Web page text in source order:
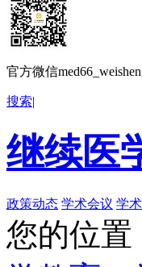
官方微信
搜索|
继续医
政策动态 学术会议 学
您的位置